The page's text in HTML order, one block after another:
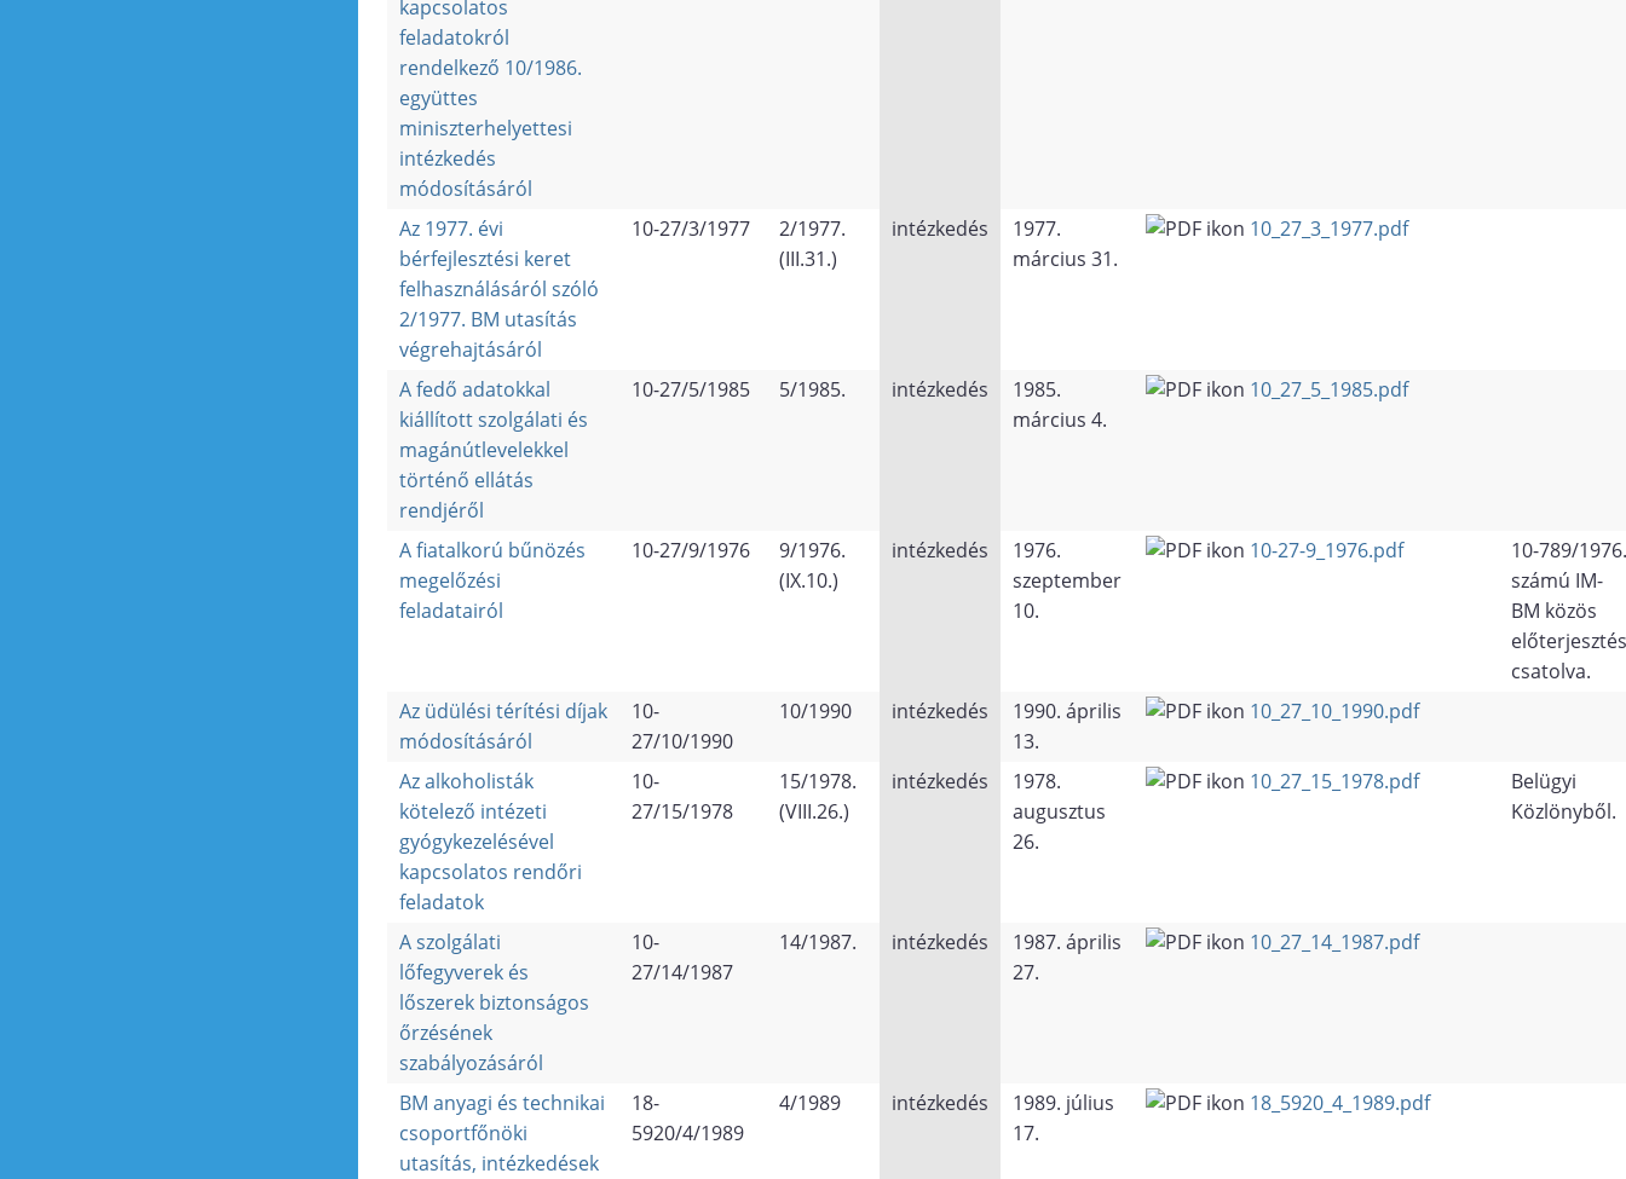
kapcsolatos
feladatokról
rendelkező 10/1986.
együttes
miniszterhelyettesi
intézkedés
módosításáról
Az 1977. évi
bérfejlesztési keret
felhasználásáról szóló
2/1977. BM utasítás
végrehajtásáról
10-27/3/1977
2/1977.
(III.31.)
intézkedés
1977.
március 31.
10_27_3_1977.pdf
A fedő adatokkal
kiállított szolgálati és
magánútlevelekkel
történő ellátás
rendjéről
10-27/5/1985 5/1985. intézkedés
1985.
március 4.
10_27_5_1985.pdf
A fiatalkorú bűnözés
megelőzési
feladatairól
10-27/9/1976
9/1976.
(IX.10.)
intézkedés
1976.
szeptember
10.
10-27-9_1976.pdf
10-789/1976.
számú IM-
BM közös
előterjesztés
csatolva.
Az üdülési térítési díjak
módosításáról
10-
27/10/1990
10/1990 intézkedés
1990. április
13.
10_27_10_1990.pdf
Az alkoholisták
kötelező intézeti
gyógykezelésével
kapcsolatos rendőri
feladatok
10-
27/15/1978
15/1978.
(VIII.26.)
intézkedés
1978.
augusztus
26.
10_27_15_1978.pdf
Belügyi
Közlönyből.
A szolgálati
lőfegyverek és
lőszerek biztonságos
őrzésének
szabályozásáról
10-
27/14/1987
14/1987. intézkedés
1987. április
27.
10_27_14_1987.pdf
BM anyagi és technikai
csoportfőnöki
utasítás, intézkedések
18-
5920/4/1989
4/1989 intézkedés
1989. július
17.
18_5920_4_1989.pdf